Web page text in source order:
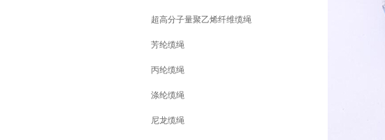
超高分子量聚乙烯纤维缆绳
芳纶缆绳
丙纶缆绳
涤纶缆绳
尼龙缆绳